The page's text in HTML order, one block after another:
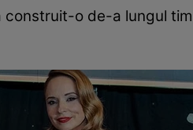
construit-o de-a lungul